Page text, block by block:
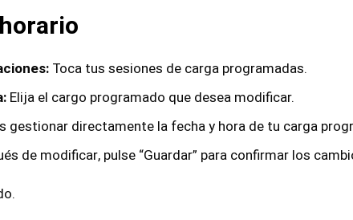
Toca tus sesiones de carga programadas.
Elija el cargo programado que desea modificar.
gestionar directamente la fecha y hora de tu carga
de modificar, pulse “Guardar” para confirmar los